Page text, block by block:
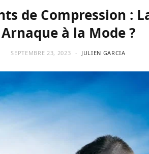
de Compression :
Arnaque à la Mode ?
SEPTEMBRE 23, 2023 JULIEN GARCIA